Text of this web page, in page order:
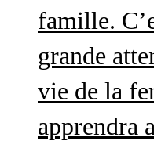
famille.
grande
vie de la
apprendra